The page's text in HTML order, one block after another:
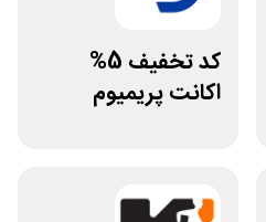
کد تخفیف 5%
اکانت پریمیوم